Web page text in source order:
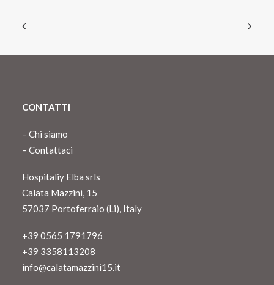
CONTATTI
– Chi siamo
– Contattaci
Hospitaliy Elba srls
Calata Mazzini, 15
57037 Portoferraio (Li), Italy
+39 0565 1791796
+39 3358113208
info@calatamazzini15.it